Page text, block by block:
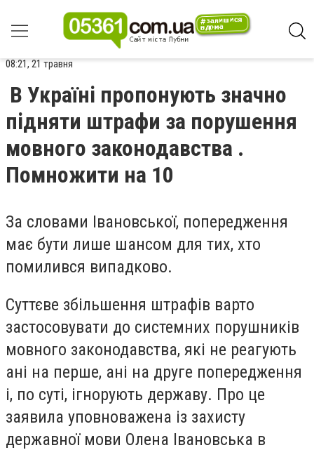
08:21, 21 травня
В Україні пропонують значно
підняти штрафи за порушення
мовного законодавства .
Помножити на 10
За словами Івановської, попередження
має бути лише шансом для тих, хто
помилився випадково.
Суттєве збільшення штрафів варто
застосовувати до системних порушників
мовного законодавства, які не реагують
ані на перше, ані на друге попередження
і, по суті, ігнорують державу. Про це
заявила уповноважена із захисту
державної мови Олена Івановська в